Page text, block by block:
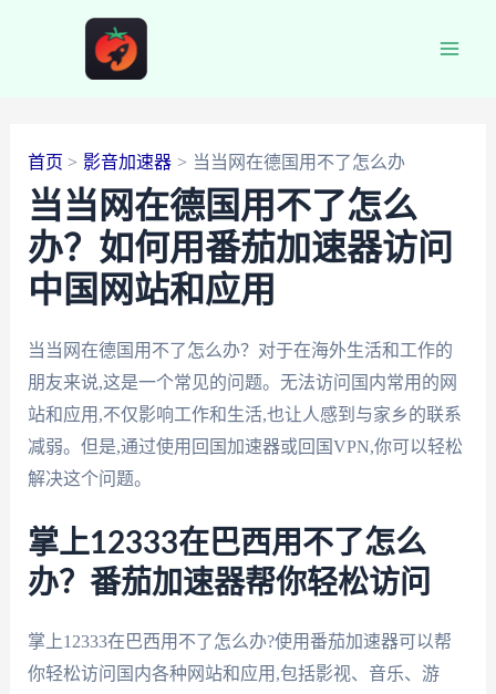
首页 影音加速器 当当网在德国用不了怎么办
当当网在德国用不了怎么
办？如何用番茄加速器访问
中国网站和应用
当当网在德国用不了怎么办？对于在海外生活和工作的
朋友来说,这是一个常见的问题。无法访问国内常用的网
站和应用,不仅影响工作和生活,也让人感到与家乡的联系
减弱。但是,通过使用回国加速器或回国VPN,你可以轻松
解决这个问题。
掌上12333在巴西用不了怎么
办？番茄加速器帮你轻松访问
掌上12333在巴西用不了怎么办?使用番茄加速器可以帮
你轻松访问国内各种网站和应用,包括影视、音乐、游